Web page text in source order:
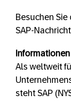
Besuchen Sie
SAP-
Informationen
Als weltweit
steht SAP